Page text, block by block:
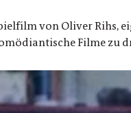
von Oliver Rihs,
Filme zu